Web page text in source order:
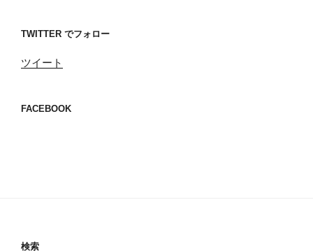
TWITTER でフォロー
ツイート
FACEBOOK
検索